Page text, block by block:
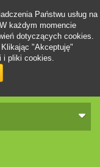
Państwu usług na
każdym momencie
dotyczących cookies.
"Akceptuję"
i pliki cookies.